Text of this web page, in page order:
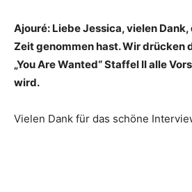
Ajouré: Liebe Jessica, vielen
Zeit genommen hast. Wir drücken
„You Are Wanted“ Staffel II alle
wird.
Vielen Dank für das schöne